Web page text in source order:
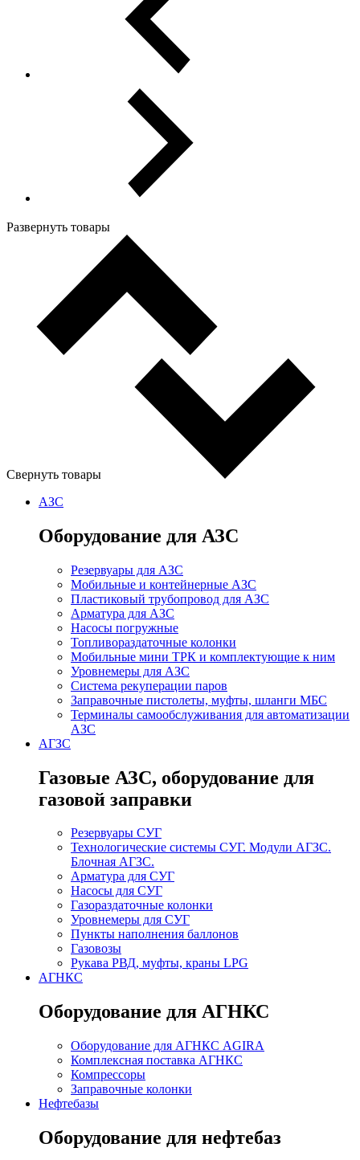
Развернуть товары
Свернуть товары
АЗС
Оборудование для АЗС
Резервуары для АЗС
Мобильные и контейнерные АЗС
Пластиковый трубопровод для АЗС
Арматура для АЗС
Насосы погружные
Топливораздаточные колонки
Мобильные мини ТРК и комплектующие к ним
Уровнемеры для АЗС
Система рекуперации паров
Заправочные пистолеты, муфты, шланги МБС
Терминалы самообслуживания для автоматизации
АЗС
АГЗС
Газовые АЗС, оборудование для
газовой заправки
Резервуары СУГ
Технологические системы СУГ. Модули АГЗС.
Блочная АГЗС.
Арматура для СУГ
Насосы для СУГ
Газораздаточные колонки
Уровнемеры для СУГ
Пункты наполнения баллонов
Газовозы
Рукава РВД, муфты, краны LPG
АГНКС
Оборудование для АГНКС
Оборудование для АГНКС AGIRA
Комплексная поставка АГНКС
Компрессоры
Заправочные колонки
Нефтебазы
Оборудование для нефтебаз